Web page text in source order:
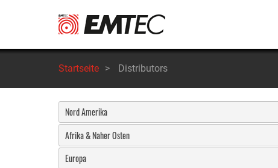
Startseite > Distributors
Nord Amerika
Afrika & Naher Osten
Europa